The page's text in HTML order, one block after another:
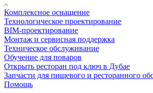
Комплексное оснащение
Технологическое проектирование
BIM-проектирование
Монтаж и сервисная поддержка
Техническое обслуживание
Обучение для поваров
Открыть ресторан под ключ в Дубае
Запчасти для пищевого и ресторанного
Помощь